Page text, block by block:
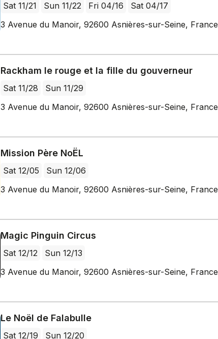
Sat 11/21 Sun 11/22 Fri 04/16
Sat 04/17
3 Avenue du Manoir, 92600 Asnières-sur-Seine, France
Rackham le rouge et la fille du gouverneur
Sat 11/28
Sun 11/29
3 Avenue du Manoir, 92600 Asnières-sur-Seine, France
Mission Père NoËL
Sat 12/05
Sun 12/06
3 Avenue du Manoir, 92600 Asnières-sur-Seine, France
Magic Pinguin Circus
Sat 12/12
Sun 12/13
3 Avenue du Manoir, 92600 Asnières-sur-Seine, France
Le Noël de Falabulle
Sat 12/19 Sun 12/20